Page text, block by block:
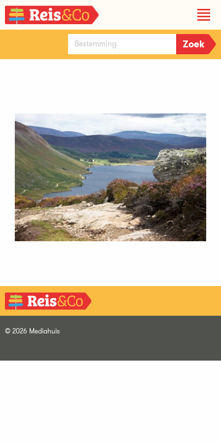
© 2026 Mediahuis